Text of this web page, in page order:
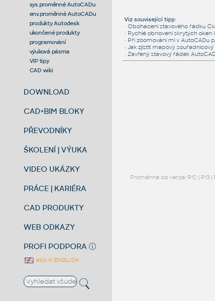
sys.proměnné AutoCADu
env.proměnné AutoCADu
produkty Autodesk
ukončené produkty
programování
výuková pásma
VIP tipy
CAD wiki
DOWNLOAD
CAD+BIM BLOKY
PŘEVODNÍKY
ŠKOLENÍ | VÝUKA
VIDEO UKÁZKY
PRÁCE | KARIÉRA
CAD PRODUKTY
WEB ODKAZY
PROFI PODPORA ⓘ
also in ENGLISH
Viz související tipy:
• Obohacení stavového řádku
• Rychlé obnovení skrytých
• Při zoomování mi v AutoCADu
• Jak zjistit mapový
• Zavřený stavový řádek
Proměnné od verze: R12 | R13|